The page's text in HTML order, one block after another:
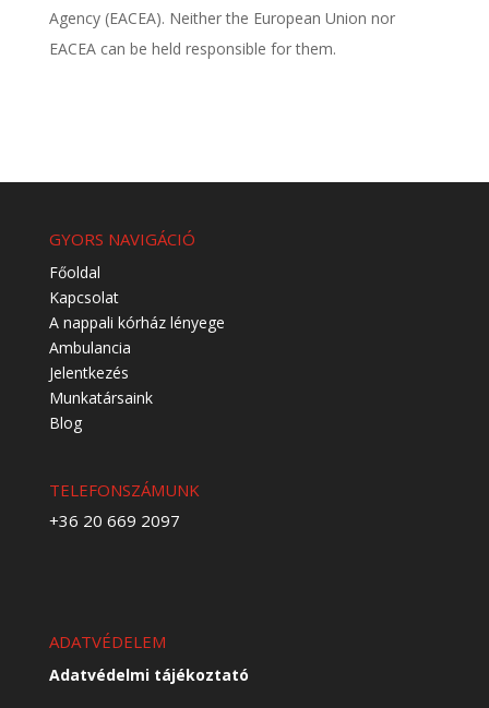
Agency (EACEA). Neither the European Union nor
EACEA can be held responsible for them.
GYORS NAVIGÁCIÓ
Főoldal
Kapcsolat
A nappali kórház lényege
Ambulancia
Jelentkezés
Munkatársaink
Blog
TELEFONSZÁMUNK
+36 20 669 2097
ADATVÉDELEM
Adatvédelmi tájékoztató